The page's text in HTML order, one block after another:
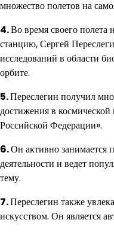
множество полетов на
4.Во время своего
станцию, Сергей
исследований в области
орбите.
5.Переслегин получил
достижения в
Российской Федерации».
6.Он активно занимается
деятельности и ведет
тему.
7.Переслегин также
искусством. Он является